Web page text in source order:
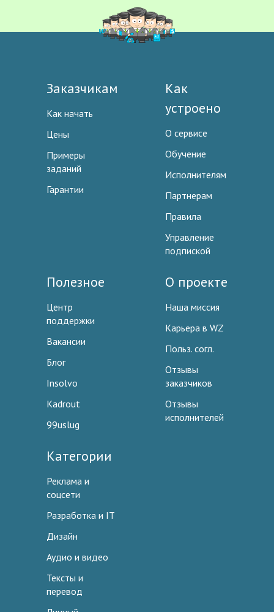
Заказчикам
Как начать
Цены
Примеры
заданий
Гарантии
Как
устроено
О сервисе
Обучение
Исполнителям
Партнерам
Правила
Управление
подпиской
Полезное
Центр
поддержки
Вакансии
Блог
Insolvo
Kadrout
99uslug
О проекте
Наша миссия
Карьера в WZ
Польз. согл.
Отзывы
заказчиков
Отзывы
исполнителей
Категории
Реклама и
соцсети
Разработка и IT
Дизайн
Аудио и видео
Тексты и
перевод